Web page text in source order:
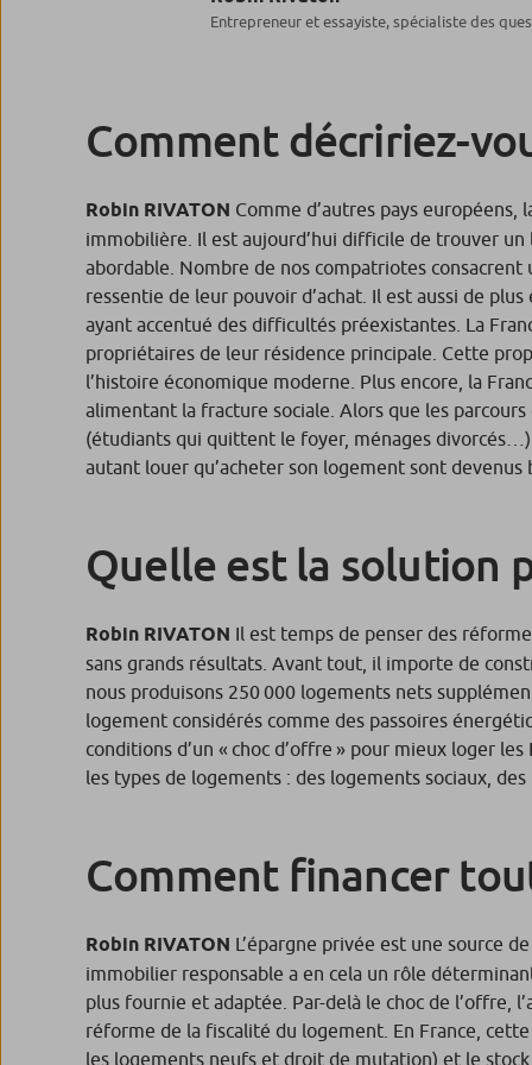
Entrepreneur et essayiste, spécialiste des
Comment décririez-
Robin RIVATON Comme d’autres pays
immobilière. Il est aujourd’hui difficile de trouver
abordable. Nombre de nos compatriotes
ressentie de leur pouvoir d’achat. Il est aussi de
ayant accentué des difficultés préexistantes. La
propriétaires de leur résidence principale. Cette
l’histoire économique moderne. Plus encore, la
alimentant la fracture sociale. Alors que les
(étudiants qui quittent le foyer, ménages
autant louer qu’acheter son logement sont devenus
Quelle est la solution
Robin RIVATON Il est temps de penser des
sans grands résultats. Avant tout, il importe de
nous produisons 250 000 logements nets
logement considérés comme des passoires
conditions d’un « choc d’offre » pour mieux loger
les types de logements : des logements sociaux,
Comment financer
Robin RIVATON L’épargne privée est une source
immobilier responsable a en cela un rôle
plus fournie et adaptée. Par-delà le choc de l’offre,
réforme de la fiscalité du logement. En France,
les logements neufs et droit de mutation) et le stock